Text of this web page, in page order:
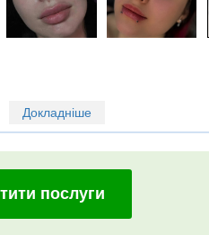
Докладніше
послуги